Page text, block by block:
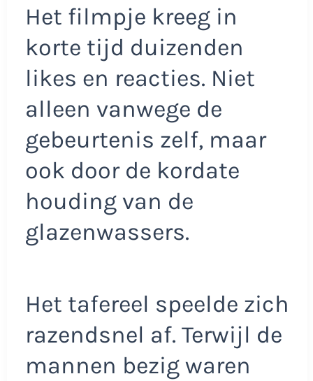
Het filmpje kreeg in
korte tijd duizenden
likes en reacties. Niet
alleen vanwege de
gebeurtenis zelf, maar
ook door de kordate
houding van de
glazenwassers.
Het tafereel speelde zich
razendsnel af. Terwijl de
mannen bezig waren